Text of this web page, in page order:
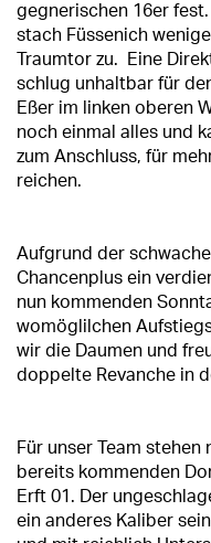
gegnerischen 16er
stach Füssenich
Traumtor zu. Eine
schlug unhaltbar für
Eßer im linken oberen
noch einmal alles und
zum Anschluss, für
reichen.
Aufgrund der
Chancenplus ein
nun kommenden
womöglilchen
wir die Daumen und
doppelte Revanche in
Für unser Team stehen
bereits kommenden
Erft 01. Der
ein anderes Kaliber